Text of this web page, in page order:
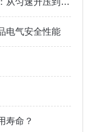
电气安全性能
寿命？